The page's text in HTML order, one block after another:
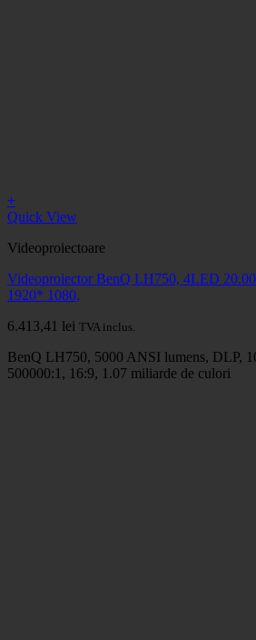
+
Quick View
Videoproiectoare
Videoproiector BenQ LH750, 4LED
1920* 1080,
6.413,41 lei TVA inclus.
BenQ LH750, 5000 ANSI lumens, DLP,
500000:1, 16:9, 1.07 miliarde de culori